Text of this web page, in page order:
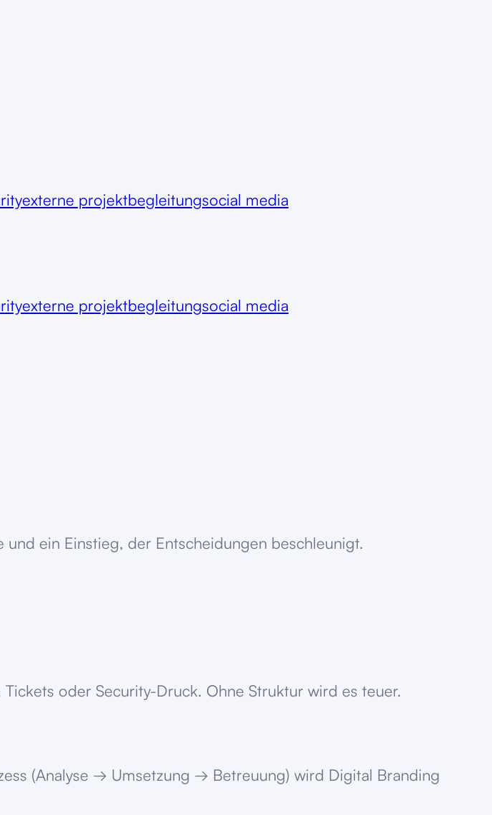
externe projektbegleitungsocial media
externe projektbegleitungsocial media
ein Einstieg, der Entscheidungen beschleunigt.
oder Security-Druck. Ohne Struktur wird es teuer.
(Analyse → Umsetzung → Betreuung) wird Digital Branding